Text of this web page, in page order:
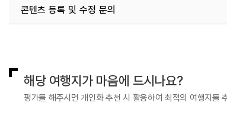
콘텐츠 등록 및 수정 문의
해당 여행지가 마음에 드시나요?
평가를 해주시면 개인화 추천 시 활용하여 최적의 여행지를